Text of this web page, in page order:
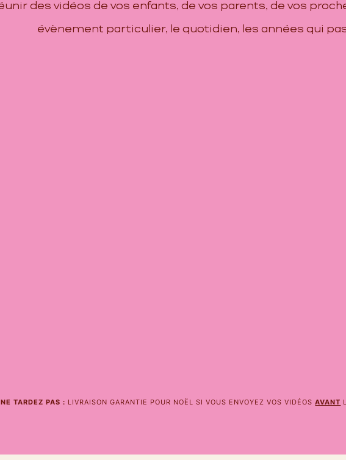
des vidéos de vos enfants, de vos parents, de vos
évènement particulier, le quotidien, les années qui
NE TARDEZ PAS : LIVRAISON GARANTIE POUR NOËL SI VOUS ENVOYEZ VOS VIDÉOSAVANT